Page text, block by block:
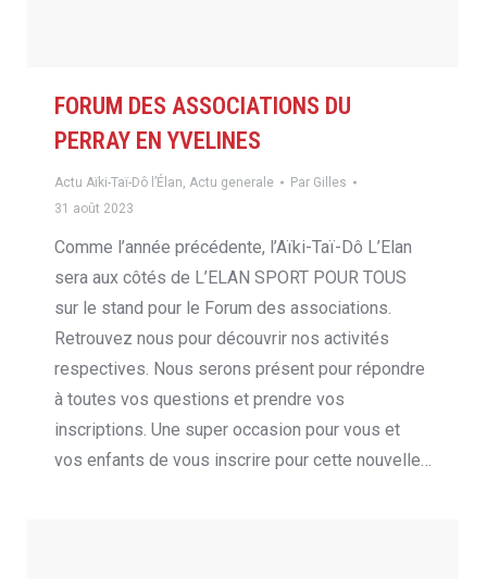
FORUM DES ASSOCIATIONS DU
PERRAY EN YVELINES
Actu Aïki-Taï-Dô l’Élan Actu generale Par Gilles
31 août 2023
Comme l’année précédente, l’Aïki-Taï-Dô L’Elan
sera aux côtés de L’ELAN SPORT POUR TOUS
sur le stand pour le Forum des associations.
Retrouvez nous pour découvrir nos activités
respectives. Nous serons présent pour répondre
à toutes vos questions et prendre vos
inscriptions. Une super occasion pour vous et
vos enfants de vous inscrire pour cette nouvelle…